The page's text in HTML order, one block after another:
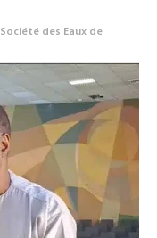
Société des Eaux de